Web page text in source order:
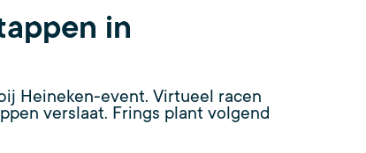
in
Heineken-event. Virtueel racen
verslaat. Frings plant volgend